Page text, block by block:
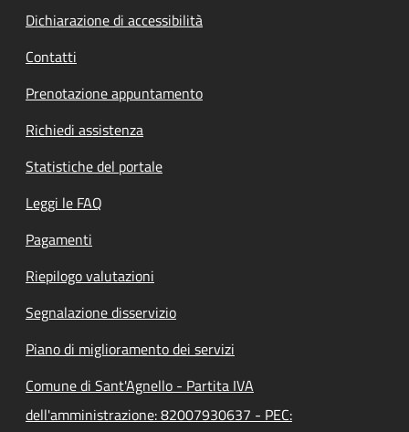
Dichiarazione di accessibilità
Contatti
Prenotazione appuntamento
Richiedi assistenza
Statistiche del portale
Leggi le FAQ
Pagamenti
Riepilogo valutazioni
Segnalazione disservizio
Piano di miglioramento dei servizi
Comune di Sant'Agnello - Partita IVA
dell'amministrazione: 82007930637 - PEC: